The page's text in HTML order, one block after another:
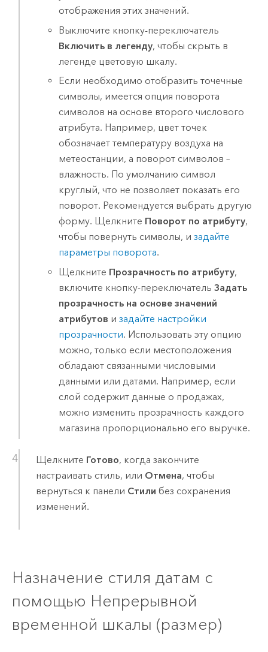
отображения этих значений.
Выключите кнопку-переключатель
Включить в легенду, чтобы скрыть в
легенде цветовую шкалу.
Если необходимо отобразить точечные
символы, имеется опция поворота
символов на основе второго числового
атрибута. Например, цвет точек
обозначает температуру воздуха на
метеостанции, а поворот символов –
влажность. По умолчанию символ
круглый, что не позволяет показать его
поворот. Рекомендуется выбрать другую
форму. Щелкните Поворот по атрибуту,
чтобы повернуть символы, изадайте
параметры поворота.
Щелкните Прозрачность по атрибуту,
включите кнопку-переключательЗадать
прозрачность на основе значений
атрибутов изадайте настройки
прозрачности. Использовать эту опцию
можно, только если местоположения
обладают связанными числовыми
данными или датами. Например, если
слой содержит данные о продажах,
можно изменить прозрачность каждого
магазина пропорционально его выручке.
Щелкните Готово, когда закончите
настраивать стиль, или Отмена, чтобы
вернуться к панели Стили без сохранения
изменений.
Назначение стиля датам с
помощью Непрерывной
временной шкалы (размер)